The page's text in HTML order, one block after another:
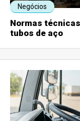
Negócios
Normas
tubos de aço